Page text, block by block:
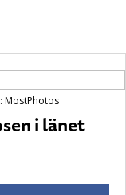
MostPhotos
i länet